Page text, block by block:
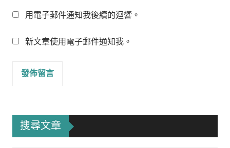
用電子郵件通知我後續的迴響。
新文章使用電子郵件通知我。
搜尋文章